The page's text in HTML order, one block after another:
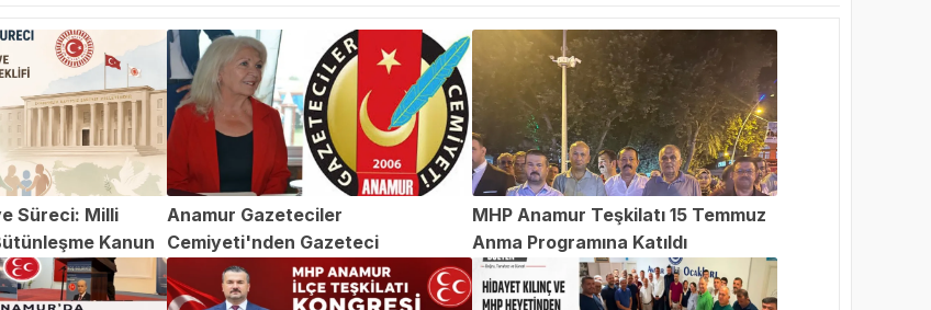
Süreci: Milli
Kanun
Anamur Gazeteciler
Cemiyeti'nden Gazeteci
Abdülvahap Şehitoğlu'na Yapılan
Saldırıya Kınama
MHP Anamur Teşkilatı 15 Temmuz
Anma Programına Katıldı